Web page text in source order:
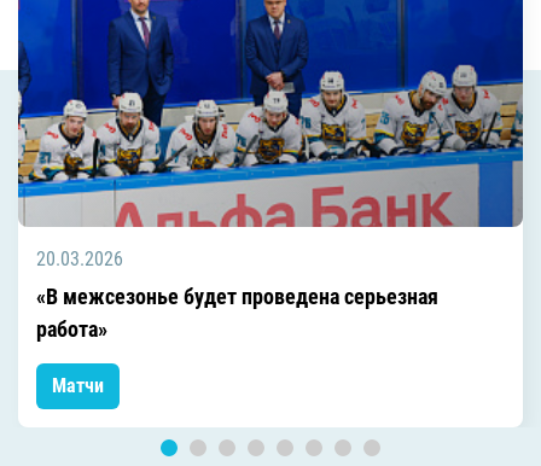
20.03.2026
«В межсезонье будет проведена серьезная
работа»
Матчи